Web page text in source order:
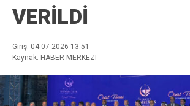
VERİLDİ
Giriş: 04-07-2026 13:51
Kaynak: HABER MERKEZI